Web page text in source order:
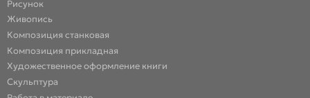
Рисунок
Живопись
Композиция станковая
Композиция прикладная
Художественное оформление книги
Скульптура